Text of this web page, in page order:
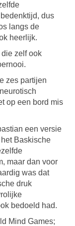
dus
langs de
heerlijk.
zelf ook
zes partijen
op een bord mis
een versie
Baskische
maar dan voor
was dat
druk
bedoeld had.
Mind Games;